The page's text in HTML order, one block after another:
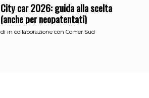
City car 2026: guida alla scelta
(anche per neopatentati)
di in collaborazione con Comer Sud